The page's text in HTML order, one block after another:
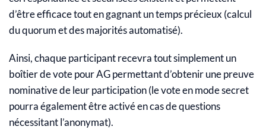
d’être efficace tout en gagnant un temps précieux (calcul
du quorum et des majorités automatisé).
Ainsi, chaque participant recevra tout simplement un
boîtier de vote pour AG permettant d’obtenir une preuve
nominative de leur participation (le vote en mode secret
pourra également être activé en cas de questions
nécessitant l’anonymat).